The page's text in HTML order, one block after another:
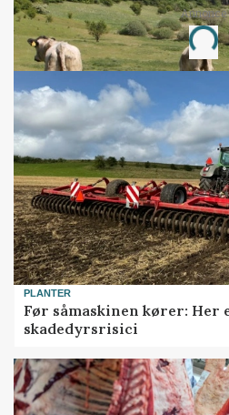
Annonce
PLANTER
Før såmaskinen kører:
skadedyrsrisici